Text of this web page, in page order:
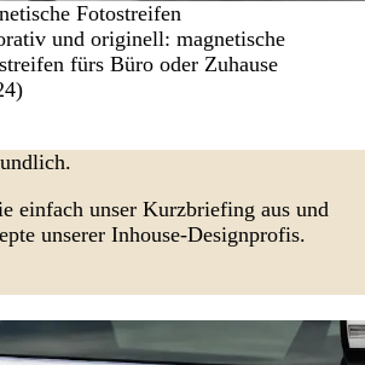
Fotostreifen
und originell: magnetische
fürs Büro oder Zuhause
)
einfach unser Kurzbriefing aus und
unserer Inhouse-Designprofis.
Optionen